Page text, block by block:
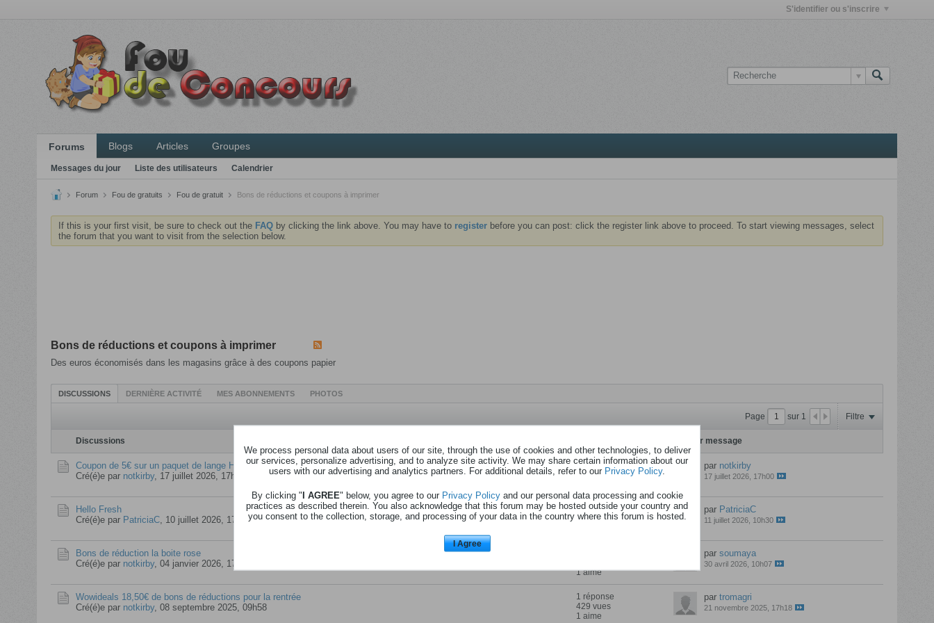
S'identifier ou s'inscrire
Forums Blogs Articles Groupes
Messages du jour Liste des utilisateurs Calendrier
Forum Fou de gratuits Fou de gratuit Bons de réductions et coupons à imprimer
If this is your first visit, be sure to check out the FAQby clicking the link above. You may have to registerbefore you can post: click the register link above to proceed. To start viewing messages, select
the forum that you want to visit from the selection below.
Bons de réductions et coupons à imprimer
Des euros économisés dans les magasins grâce à des coupons papier
DISCUSSIONS DERNIÈRE ACTIVITÉ MES ABONNEMENTS PHOTOS
Page sur 1 Filtre
Discussions Dernier message
Coupon de 5€ sur un paquet de lange Huggies extracare
Cré(é)e par notkirby, 17 juillet 2026, 17h00
0 réponses
41 vues
par notkirby
17 juillet 2026, 17h00
Hello Fresh
Cré(é)e par PatriciaC, 10 juillet 2026, 17h37
2 réponses
100 vues
par PatriciaC
11 juillet 2026, 10h30
Bons de réduction la boite rose
Cré(é)e par notkirby, 04 janvier 2026, 17h40
1 aime
par soumaya
30 avril 2026, 10h07
Wowideals 18,50€ de bons de réductions pour la rentrée
Cré(é)e par notkirby, 08 septembre 2025, 09h58
1 réponse
429 vues
1 aime
par tromagri
21 novembre 2025, 17h18
We process personal data about users of our site, through the use of cookies and other technologies, to deliver
our services, personalize advertising, and to analyze site activity. We may share certain information about our
users with our advertising and analytics partners. For additional details, refer to our Privacy Policy.
By clicking "I AGREE" below, you agree to our Privacy Policyand our personal data processing and cookie
practices as described therein. You also acknowledge that this forum may be hosted outside your country and
you consent to the collection, storage, and processing of your data in the country where this forum is hosted.
I Agree